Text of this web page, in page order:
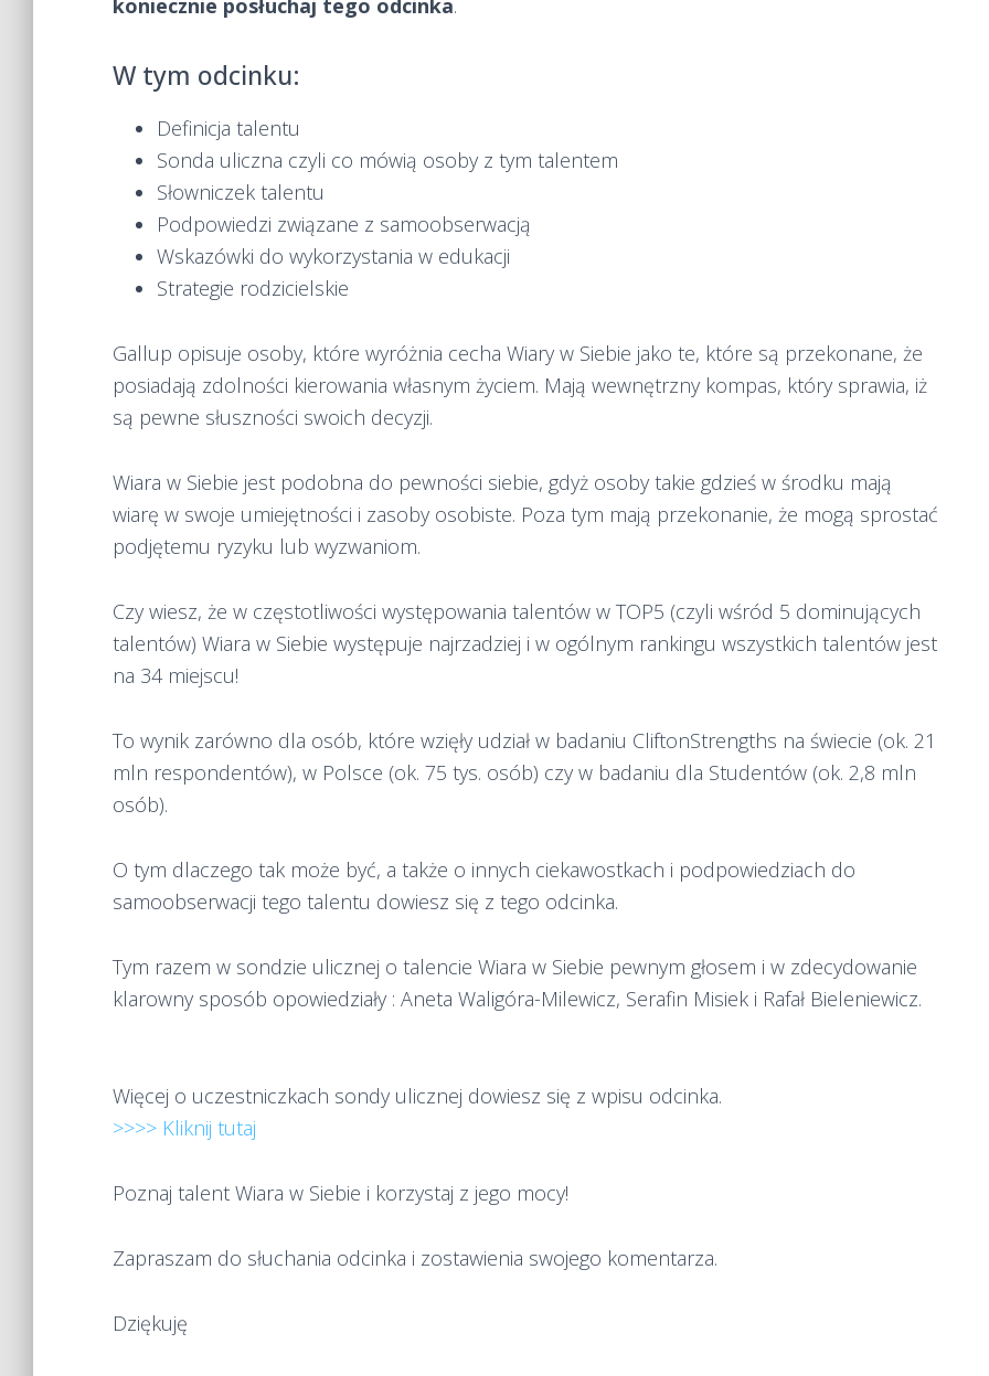
koniecznie posłuchaj tego odcinka.
W tym odcinku:
Definicja talentu
Sonda uliczna czyli co mówią osoby z tym talentem
Słowniczek talentu
Podpowiedzi związane z samoobserwacją
Wskazówki do wykorzystania w edukacji
Strategie rodzicielskie
Gallup opisuje osoby, które wyróżnia cecha Wiary w Siebie jako te, które są przekonane, że
posiadają zdolności kierowania własnym życiem. Mają wewnętrzny kompas, który sprawia, iż
są pewne słuszności swoich decyzji.
Wiara w Siebie jest podobna do pewności siebie, gdyż osoby takie gdzieś w środku mają
wiarę w swoje umiejętności i zasoby osobiste. Poza tym mają przekonanie, że mogą sprostać
podjętemu ryzyku lub wyzwaniom.
Czy wiesz, że w częstotliwości występowania talentów w TOP5 (czyli wśród 5 dominujących
talentów) Wiara w Siebie występuje najrzadziej i w ogólnym rankingu wszystkich talentów jest
na 34 miejscu!
To wynik zarówno dla osób, które wzięły udział w badaniu CliftonStrengths na świecie (ok. 21
mln respondentów), w Polsce (ok. 75 tys. osób) czy w badaniu dla Studentów (ok. 2,8 mln
osób).
O tym dlaczego tak może być, a także o innych ciekawostkach i podpowiedziach do
samoobserwacji tego talentu dowiesz się z tego odcinka.
Tym razem w sondzie ulicznej o talencie Wiara w Siebie pewnym głosem i w zdecydowanie
klarowny sposób opowiedziały : Aneta Waligóra-Milewicz, Serafin Misiek i Rafał Bieleniewicz.
Więcej o uczestniczkach sondy ulicznej dowiesz się z wpisu odcinka.
>>>> Kliknij tutaj
Poznaj talent Wiara w Siebie i korzystaj z jego mocy!
Zapraszam do słuchania odcinka i zostawienia swojego komentarza.
Dziękuję